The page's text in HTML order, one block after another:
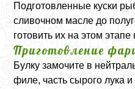
Подготовленные куски
сливочном масле до
готовить их на этом этапе
Приготовление
Булку замочите в
филе, часть сырого лука